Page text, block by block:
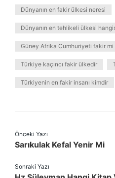
Dünyanın en fakir ülkesi neresi
Dünyanın en tehlikeli ülkesi
Güney Afrika Cumhuriyeti fakir mi
Türkiye kaçıncı fakir ülkedir
Türkiyenin en fakir insanı kimdir
Önceki Yazı
Sarıkulak Kefal Yenir Mi
Sonraki Yazı